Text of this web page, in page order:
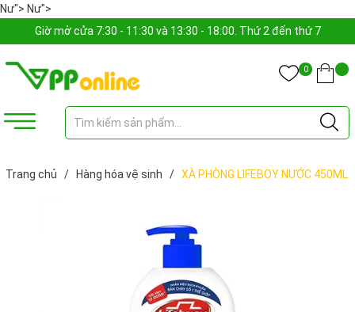
Nư"> Nư">
Giờ mở cửa 7:30 - 11:30 và 13:30 - 18:00. Thứ 2 đến thứ 7
0
Trang chủ / Hàng hóa vệ sinh / XÀ PHÒNG LIFEBOY NƯỚC 450ML